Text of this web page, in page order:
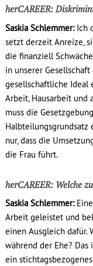
herCAREER:
Saskia Schlemmer:Ich
setzt derzeit Anreize,
die finanziell
in unserer
gesellschaftliche Ideal
Arbeit, Hausarbeit und
muss die
Halbteilungsgrundsatz
nur, dass die
die Frau führt.
herCAREER: Welche
Saskia Schlemmer:
Arbeit geleistet und
einen Ausgleich dafür.
während der Ehe? Das
ein